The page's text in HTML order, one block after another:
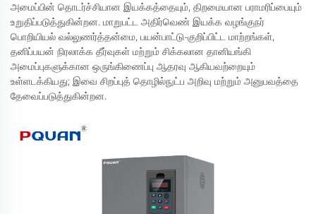
அமைப்பின் தொடர்ச்சியான இயக்கத்தையும், திறமையான பராமரிப்பையும்
உறுதிப்படுத்துகின்றன. மாறுபட்ட அதிர்வெண் இயக்க வழங்குநர்
பொறியியல் வல்லுணர்த்தன்மை, பயன்பாட்டு-குறிப்பிட்ட மாற்றங்கள்,
தனிப்பயன் நிரலாக்க தீர்வுகள் மற்றும் சிக்கலான தானியங்கி
அமைப்புகளுக்கான ஒருங்கிணைப்பு ஆதரவு ஆகியவற்றையும்
உள்ளடக்கியது; இவை சிறப்புத் தொழில்நுட்ப அறிவு மற்றும் அனுபவத்தை
தேவைப்படுத்துகின்றன.